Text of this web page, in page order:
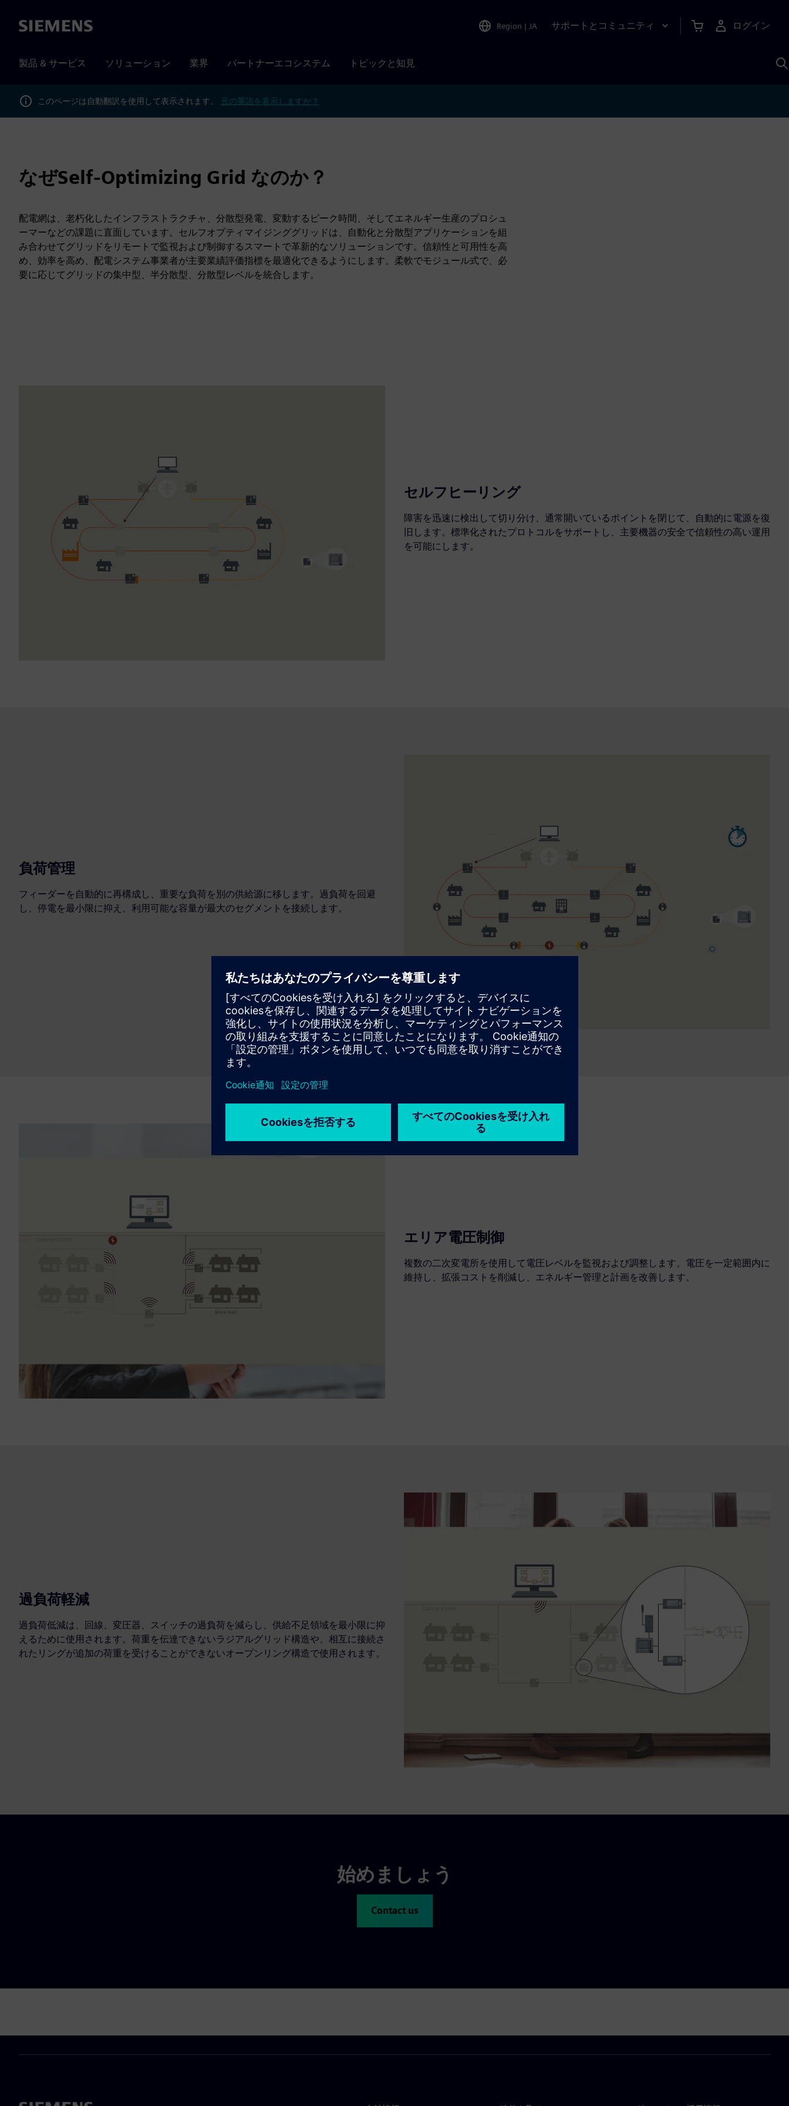
Siemens Region | JA サポートとコミュニティ ログイン
製品 & サービス ソリューション 業界 パートナーエコシステム トピックと知見
このページは自動翻訳を使用して表示されます。 元の英語を表示しますか？
なぜSelf-Optimizing Grid なのか？
配電網は、老朽化したインフラストラクチャ、分散型発電、変動するピーク時間、そしてエネルギー生産のプロシュ
ーマーなどの課題に直面しています。セルフオプティマイジンググリッドは、自動化と分散型アプリケーションを組
み合わせてグリッドをリモートで監視および制御するスマートで革新的なソリューションです。信頼性と可用性を高
め、効率を高め、配電システム事業者が主要業績評価指標を最適化できるようにします。柔軟でモジュール式で、必
要に応じてグリッドの集中型、半分散型、分散型レベルを統合します。
セルフヒーリング
障害を迅速に検出して切り分け、通常開いているポイントを閉じて、自動的に電源を復
旧します。標準化されたプロトコルをサポートし、主要機器の安全で信頼性の高い運用
を可能にします。
負荷管理
フィーダーを自動的に再構成し、重要な負荷を別の供給源に移します。過負荷を回避
し、停電を最小限に抑え、利用可能な容量が最大のセグメントを接続します。
エリア電圧制御
複数の二次変電所を使用して電圧レベルを監視および調整します。電圧を一定範囲内に
維持し、拡張コストを削減し、エネルギー管理と計画を改善します。
過負荷軽減
過負荷低減は、回線、変圧器、スイッチの過負荷を減らし、供給不足領域を最小限に抑
えるために使用されます。荷重を伝達できないラジアルグリッド構造や、相互に接続さ
れたリングが追加の荷重を受けることができないオープンリング構造で使用されます。
始めましょう
Contact us